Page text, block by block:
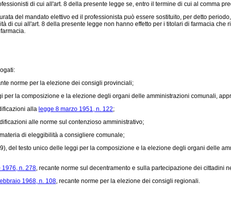
di cui all'art. 8 della presente legge se, entro il termine di cui al comma
del mandato elettivo ed il professionista può essere sostituito, per detto
di cui all'art. 8 della presente legge non hanno effetto per i titolari di farmacia
norme per la elezione dei consigli provinciali;
la composizione e la elezione degli organi delle amministrazioni comunali,
alla legge 8 marzo 1951, n. 122;
alle norme sul contenzioso amministrativo;
di eleggibilità a consigliere comunale;
del testo unico delle leggi per la composizione e la elezione degli organi delle
1976, n. 278, recante norme sul decentramento e sulla partecipazione dei cittadini
1968, n. 108, recante norme per la elezione dei consigli regionali.